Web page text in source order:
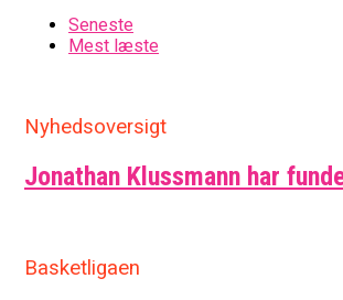
Seneste
Mest læste
Nyhedsoversigt
Jonathan Klussmann har
Basketligaen